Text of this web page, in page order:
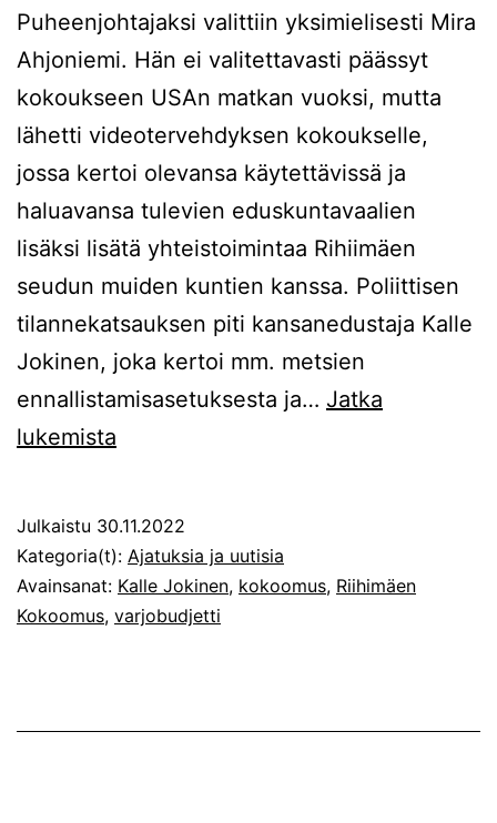
Puheenjohtajaksi valittiin yksimielisesti Mira
Ahjoniemi. Hän ei valitettavasti päässyt
kokoukseen USAn matkan vuoksi, mutta
lähetti videotervehdyksen kokoukselle,
jossa kertoi olevansa käytettävissä ja
haluavansa tulevien eduskuntavaalien
lisäksi lisätä yhteistoimintaa Rihiimäen
seudun muiden kuntien kanssa. Poliittisen
tilannekatsauksen piti kansanedustaja Kalle
Jokinen, joka kertoi mm. metsien
ennallistamisasetuksesta ja… Jatka
lukemista
hallitus
on
valittu
Julkaistu 30.11.2022
Kategoria(t): Ajatuksia ja uutisia
Avainsanat: Kalle Jokinen, kokoomus, Riihimäen
Kokoomus, varjobudjetti